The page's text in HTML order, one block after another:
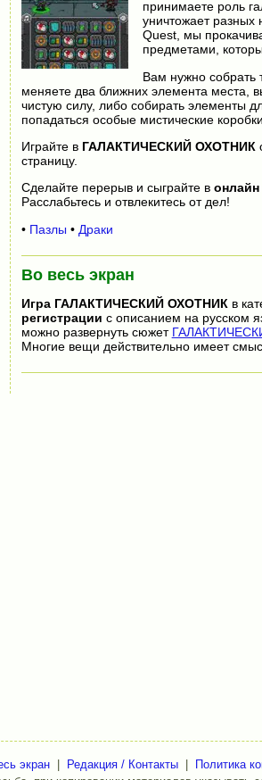
принимаете роль
уничтожает
Quest, мы
предметами,
Вам нужно собрать
меняете два ближних элемента места,
чистую силу, либо собирать элементы
попадаться особые мистические
Играйте в ГАЛАКТИЧЕСКИЙ ОХОТНИК
страницу.
Сделайте перерыв и сыграйте в
Расслабьтесь и отвлекитесь от дел!
• Пазлы • Драки
Во весь экран
Игра ГАЛАКТИЧЕСКИЙ ОХОТНИК в
регистрации с описанием на русском
можно развернуть сюжет
Многие вещи действительно имеет
экран Редакция / Контакты
Политика